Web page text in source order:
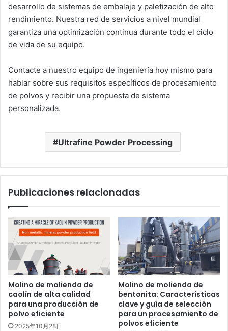
desarrollo de sistemas de embalaje y paletización de alto
rendimiento. Nuestra red de servicios a nivel mundial
garantiza una optimización continua durante todo el ciclo
de vida de su equipo.
Contacte a nuestro equipo de ingeniería hoy mismo para
hablar sobre sus requisitos específicos de procesamiento
de polvos y recibir una propuesta de sistema
personalizada.
Ultrafine Powder Processing
Publicaciones relacionadas
Molino de molienda de
caolín de alta calidad
para una producción de
polvo eficiente
2025年10月28日
Molino de molienda de
bentonita: Características
clave y guía de selección
para un procesamiento de
polvos eficiente